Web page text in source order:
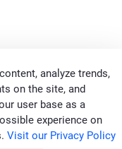
analyze trends,
on the site, and
user base as a
experience on
Visit our Privacy Policy